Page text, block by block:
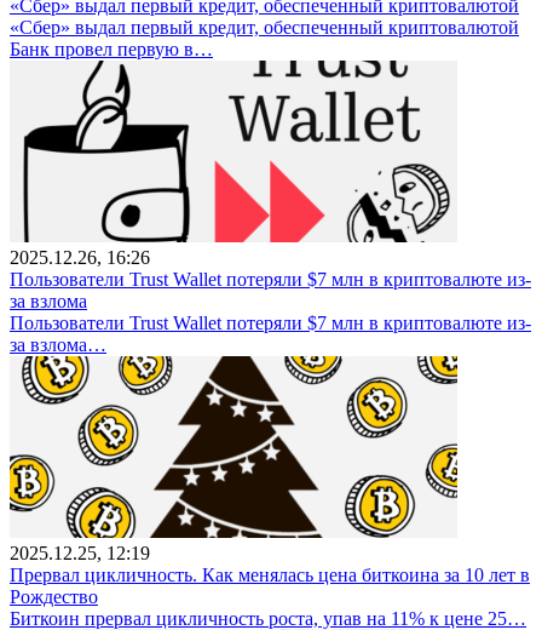
«Сбер» выдал первый кредит, обеспеченный криптовалютой
«Сбер» выдал первый кредит, обеспеченный криптовалютой
Банк провел первую в…
2025.12.26, 16:26
Пользователи Trust Wallet потеряли $7 млн в криптовалюте из-
за взлома
Пользователи Trust Wallet потеряли $7 млн в криптовалюте из-
за взлома…
2025.12.25, 12:19
Прервал цикличность. Как менялась цена биткоина за 10 лет в
Рождество
Биткоин прервал цикличность роста, упав на 11% к цене 25…